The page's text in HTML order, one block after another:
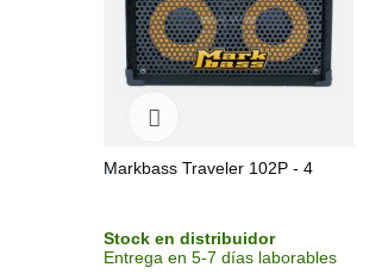
Markbass Traveler 102P - 4
Stock en distribuidor
Entrega en 5-7 días laborables